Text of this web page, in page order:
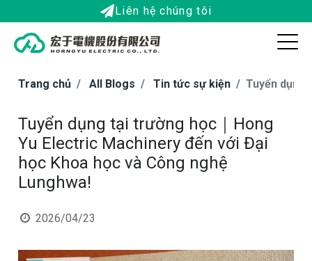
Liên hệ chúng tôi
Trang chủ All Blogs Tin tức sự kiện Tuyển dụng
Tuyển dụng tại trường học｜Hong
Yu Electric Machinery đến với Đại
học Khoa học và Công nghệ
Lunghwa!
2026/04/23